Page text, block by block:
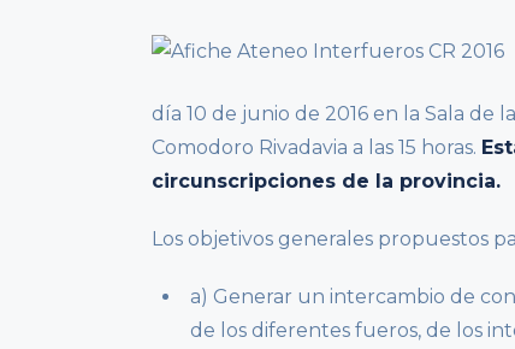
día 10 de junio de 2016 en la Sala de
Comodoro Rivadavia a las 15 horas.
circunscripciones de la provincia.
Los objetivos generales propuestos
a) Generar un intercambio de
de los diferentes fueros, de los